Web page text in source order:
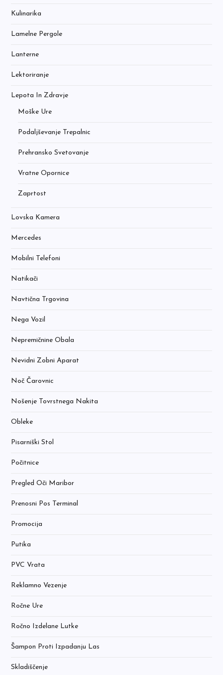
Kulinarika
Lamelne Pergole
Lanterne
Lektoriranje
Lepota In Zdravje
Moške Ure
Podaljševanje Trepalnic
Prehransko Svetovanje
Vratne Opornice
Zaprtost
Lovska Kamera
Mercedes
Mobilni Telefoni
Natikači
Navtična Trgovina
Nega Vozil
Nepremičnine Obala
Nevidni Zobni Aparat
Noč Čarovnic
Nošenje Tovrstnega Nakita
Obleke
Pisarniški Stol
Počitnice
Pregled Oči Maribor
Prenosni Pos Terminal
Promocija
Putika
PVC Vrata
Reklamno Vezenje
Ročne Ure
Ročno Izdelane Lutke
Šampon Proti Izpadanju Las
Skladiščenje